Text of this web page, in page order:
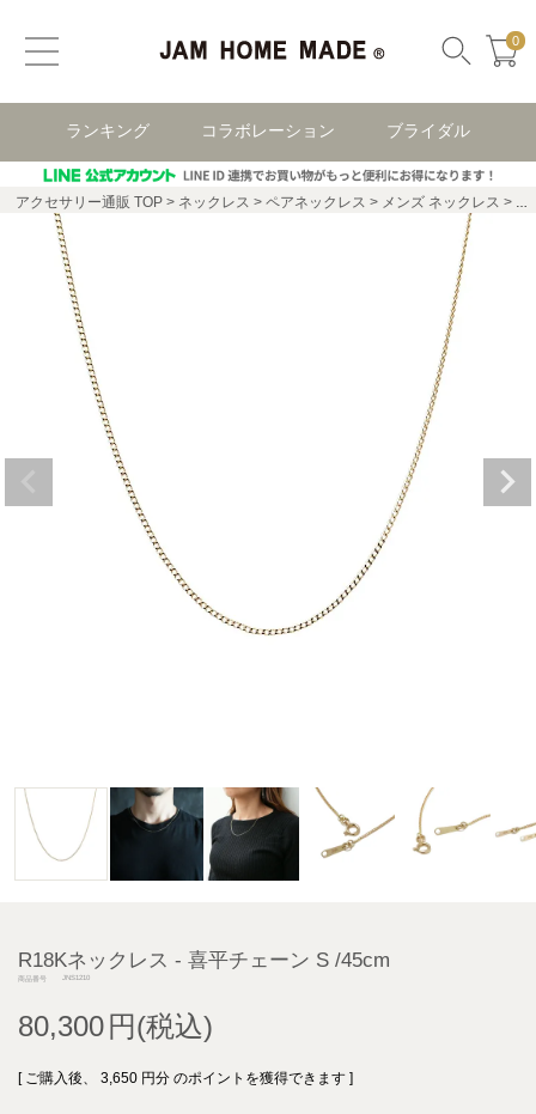
0
ランキング コラボレーション ブライダル
アクセサリー通販 TOP ネックレス ペアネックレス メンズ ネックレス
R18Kネックレス - 喜平チェーン S /45cm
商品番号 JNS1210
80,300
[ ご購入後、 3,650 円分 のポイントを獲得できます ]